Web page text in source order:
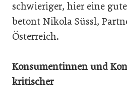
schwieriger, hier eine
betont Nikola Süssl,
Österreich.
Konsumentinnen und
kritischer